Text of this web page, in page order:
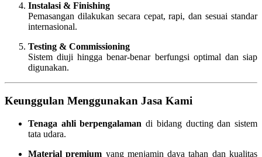
Instalasi & Finishing
Pemasangan dilakukan secara cepat, rapi, dan sesuai standar
internasional.
Testing & Commissioning
Sistem diuji hingga benar-benar berfungsi optimal dan siap
digunakan.
Keunggulan Menggunakan Jasa Kami
Tenaga ahli berpengalaman di bidang ducting dan sistem
tata udara.
Material premium yang menjamin daya tahan dan kualitas